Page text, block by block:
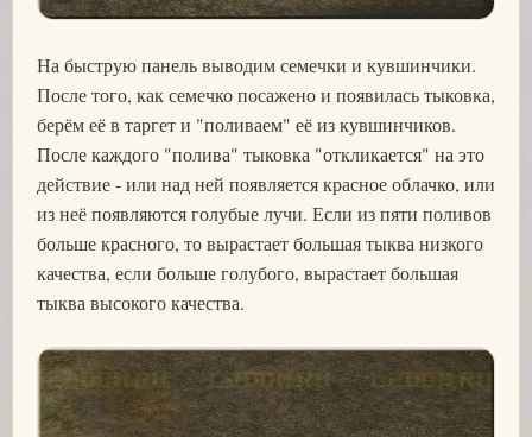
На быструю панель выводим семечки и кувшинчики.
После того, как семечко посажено и появилась тыковка,
берём её в таргет и "поливаем" её из кувшинчиков.
После каждого "полива" тыковка "откликается" на это
действие - или над ней появляется красное облачко, или
из неё появляются голубые лучи. Если из пяти поливов
больше красного, то вырастает большая тыква низкого
качества, если больше голубого, вырастает большая
тыква высокого качества.